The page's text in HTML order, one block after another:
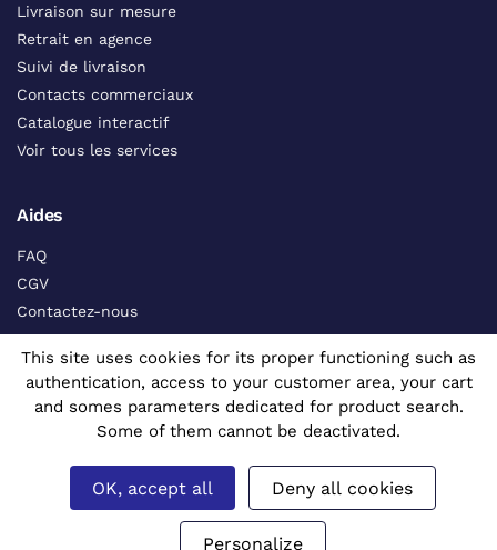
Livraison sur mesure
Retrait en agence
Suivi de livraison
Contacts commerciaux
Catalogue interactif
Voir tous les services
Aides
FAQ
CGV
Contactez-nous
Certificats de matière
Nos Certifications
This site uses cookies for its proper functioning such as
authentication, access to your customer area, your cart
and somes parameters dedicated for product search.
Some of them cannot be deactivated.
OK, accept all Deny all cookies
Personalize